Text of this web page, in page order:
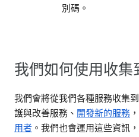
別碼。
我們如何使用收集
我們會將從我們各種服務收集
護與改善服務、 開發新的服務
用者 。我們也會運用這些資訊